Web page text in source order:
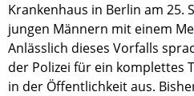
Krankenhaus in Berlin am 25.
jungen Männern mit einem
Anlässlich dieses Vorfalls
der Polizei für ein komplettes
in der Öffentlichkeit aus.